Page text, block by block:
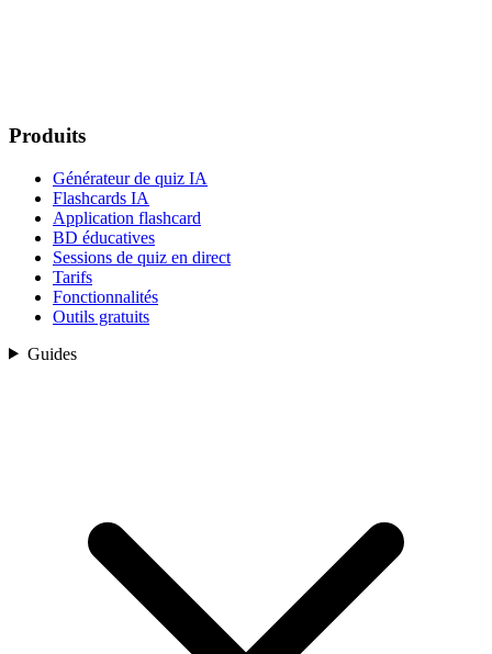
Produits
Générateur de quiz IA
Flashcards IA
Application flashcard
BD éducatives
Sessions de quiz en direct
Tarifs
Fonctionnalités
Outils gratuits
Guides